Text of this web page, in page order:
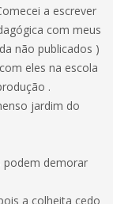
a escrever
com meus
não publicados )
eles na escola
.
jardim do
podem demorar
a colheita cedo